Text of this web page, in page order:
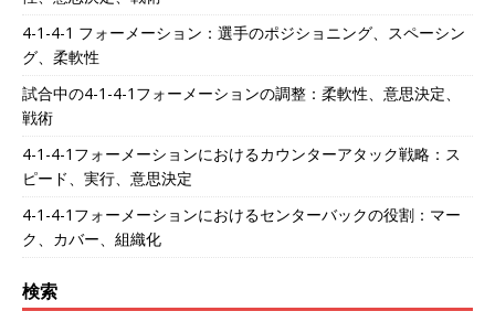
4-1-4-1 フォーメーション：選手のポジショニング、スペーシン
グ、柔軟性
試合中の4-1-4-1フォーメーションの調整：柔軟性、意思決定、
戦術
4-1-4-1フォーメーションにおけるカウンターアタック戦略：ス
ピード、実行、意思決定
4-1-4-1フォーメーションにおけるセンターバックの役割：マー
ク、カバー、組織化
検索